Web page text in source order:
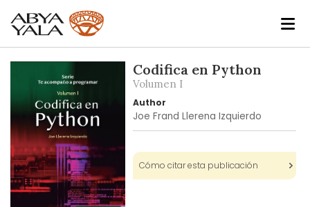
the
end
of
the
images
gallery
Codifica en Python
Volumen I
Author
Joe Frand Llerena Izquierdo
Cómo citar esta publicación